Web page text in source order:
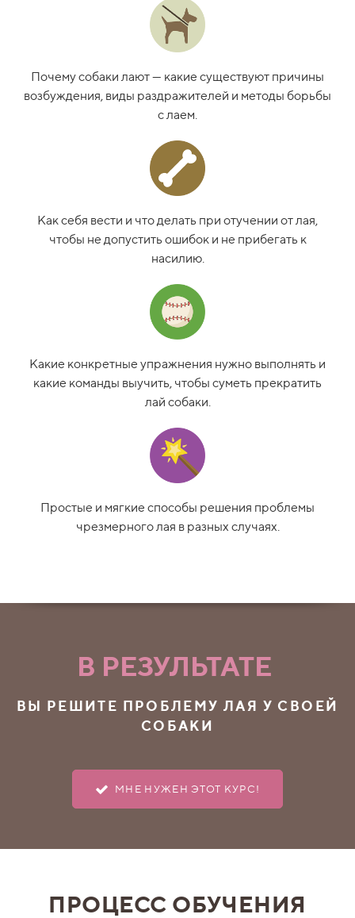
Почему собаки лают — какие существуют причины
возбуждения, виды раздражителей и методы борьбы
с лаем.
Как себя вести и что делать при отучении от лая,
чтобы не допустить ошибок и не прибегать к
насилию.
Какие конкретные упражнения нужно выполнять и
какие команды выучить, чтобы суметь прекратить
лай собаки.
Простые и мягкие способы решения проблемы
чрезмерного лая в разных случаях.
В РЕЗУЛЬТАТЕ
ВЫ РЕШИТЕ ПРОБЛЕМУ ЛАЯ У СВОЕЙ
СОБАКИ
МНЕ НУЖЕН ЭТОТ КУРС!
ПРОЦЕСС ОБУЧЕНИЯ